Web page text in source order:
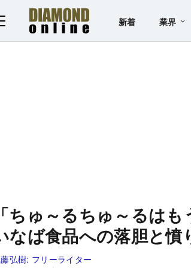
新着 業界
「ちゅ～るちゅ～るは
なば食品への落胆と憤
弘樹: フリーライター